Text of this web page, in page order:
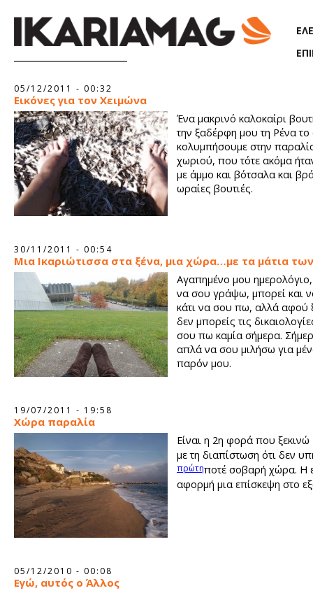
05/12/2011 - 00:32
Εικόνες για τον Χειμώνα
Ένα μακρινό καλοκαίρι
την ξαδέρφη μου τη Ρένα
κολυμπήσουμε στην
χωριού, που τότε ακόμα
με άμμο και βότσαλα και
ωραίες βουτιές.
30/11/2011 - 00:54
Μια Ικαριώτισσα στα ξένα, μια χώρα…με τα μάτια
Αγαπημένο μου
να σου γράψω, μπορεί και
κάτι να σου πω, αλλά αφού
δεν μπορείς τις
σου πω καμία σήμερα.
απλά να σου μιλήσω για
παρόν μου.
19/07/2011 - 19:58
Χώρα παραλία
Είναι η 2η φορά που ξεκινώ
με τη διαπίστωση ότι δεν
ποτέ σοβαρή χώρα. Η
πρώτη
αφορμή μια επίσκεψη στο
05/12/2010 - 00:08
Εγώ, αυτός ο Άλλος